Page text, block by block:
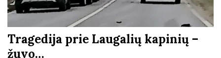
Tragedija prie Laugalių kapinių –
žuvo…